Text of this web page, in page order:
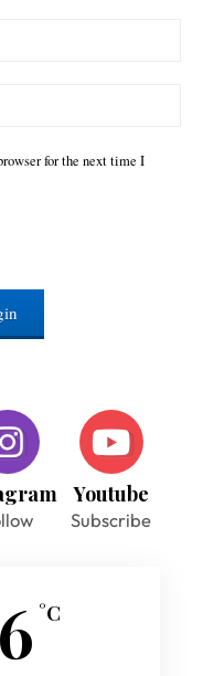
for the next time I
Youtube
Subscribe
°C